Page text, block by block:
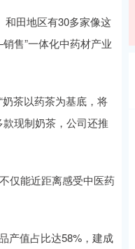
和田地区有30多家像这
售”一体化中药材产业
茶以药茶为基底，将
现制奶茶，公司还推
仅能近距离感受中医药
产值占比达58%，建成